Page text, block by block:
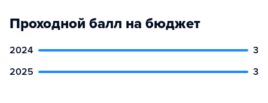
Проходной балл на бюджет
2024
3
2025
3